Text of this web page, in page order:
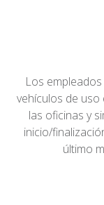
Los
vehículos de
las oficinas y
inicio/
último